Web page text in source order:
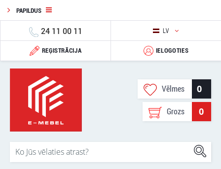
PAPILDUS
24 11 00 11 LV
REĢISTRĀCIJA IELOGOTIES
Vēlmes 0
Grozs 0